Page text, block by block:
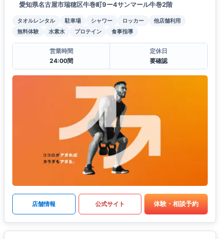
愛知県名古屋市瑞穂区牛巻町9ー4サンマール牛巻2階
タオルレンタル 駐車場 シャワー ロッカー
他店舗利用
無料体験
水素水 プロテイン 食事指導
営業時間
24:00間
定休日
要確認
店舗情報 公式サイト 体験・相談予約